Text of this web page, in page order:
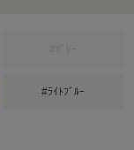
#ﾗｲﾄﾌﾞﾙｰ